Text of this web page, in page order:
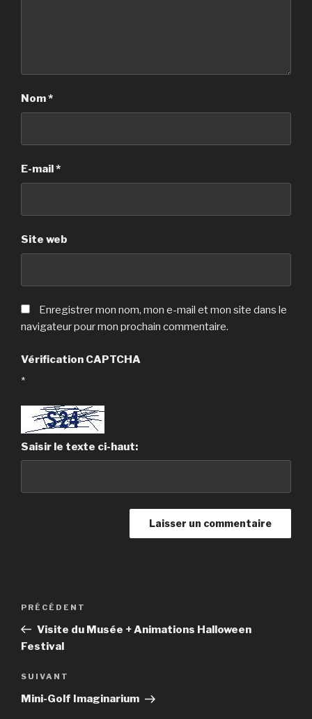
Nom*
E-mail*
Site web
Enregistrer mon nom, mon e-mail et mon site dans le
navigateur pour mon prochain commentaire.
Vérification CAPTCHA
*
Saisir le texte ci-haut:
Navigation
l’article
Article
précédent
PRÉCÉDENT
Visite du Musée + Animations Halloween
Festival
Article
suivant
SUIVANT
Mini-Golf Imaginarium